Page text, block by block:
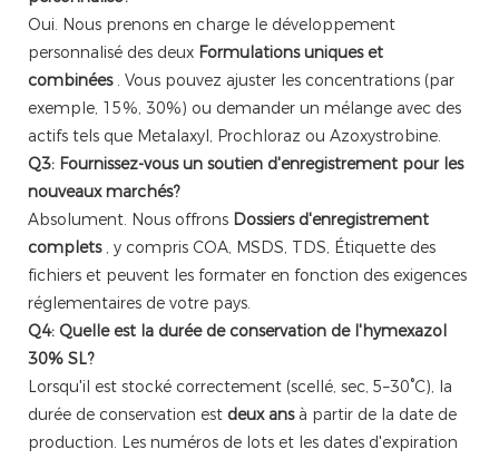
Oui. Nous prenons en charge le développement
personnalisé des deux Formulations uniques et
combinées . Vous pouvez ajuster les concentrations (par
exemple, 15%, 30%) ou demander un mélange avec des
actifs tels que Metalaxyl, Prochloraz ou Azoxystrobine.
Q3: Fournissez-vous un soutien d'enregistrement pour les
nouveaux marchés?
Absolument. Nous offrons Dossiers d'enregistrement
complets , y compris COA, MSDS, TDS, Étiquette des
fichiers et peuvent les formater en fonction des exigences
réglementaires de votre pays.
Q4: Quelle est la durée de conservation de l'hymexazol
30% SL?
Lorsqu'il est stocké correctement (scellé, sec, 5–30°C), la
durée de conservation est deux ans à partir de la date de
production. Les numéros de lots et les dates d'expiration